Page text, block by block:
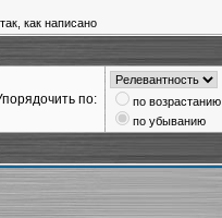
как написано
по:
по возрастанию
по убыванию